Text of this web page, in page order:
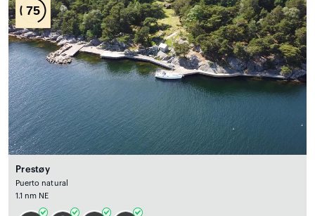
75
Prestøy
Puerto natural
1.1 nm NE